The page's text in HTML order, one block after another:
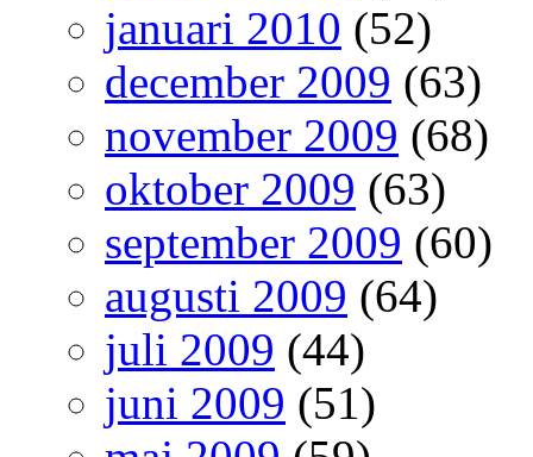
januari 2010 (52)
december 2009 (63)
november 2009 (68)
oktober 2009 (63)
september 2009 (60)
augusti 2009 (64)
juli 2009 (44)
juni 2009 (51)